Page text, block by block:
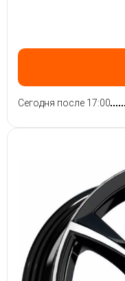
Сегодня после 17:00